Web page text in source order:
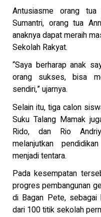
Antusiasme orang
Sumantri, orang tua
anaknya dapat meraih
Sekolah Rakyat.
“Saya berharap anak
orang sukses, bisa
sendiri,” ujarnya.
Selain itu, tiga calon
Suku Talang Mamak
Rido, dan Rio
melanjutkan
menjadi tentara.
Pada kesempatan
progres pembangunan
di Bagan Pete, sebagai
dari 100 titik sekolah